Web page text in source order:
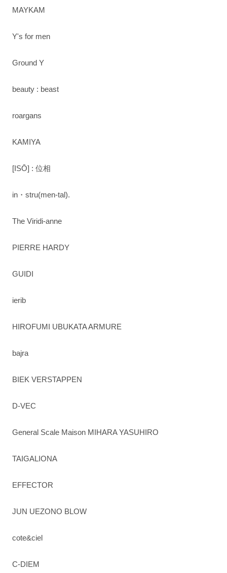
MAYKAM
Y's for men
Ground Y
beauty : beast
roargans
KAMIYA
[ISŌ] : 位相
in・stru(men-tal).
The Viridi-anne
PIERRE HARDY
GUIDI
ierib
HIROFUMI UBUKATA ARMURE
bajra
BIEK VERSTAPPEN
D-VEC
General Scale Maison MIHARA YASUHIRO
TAIGALIONA
EFFECTOR
JUN UEZONO BLOW
cote&ciel
C-DIEM